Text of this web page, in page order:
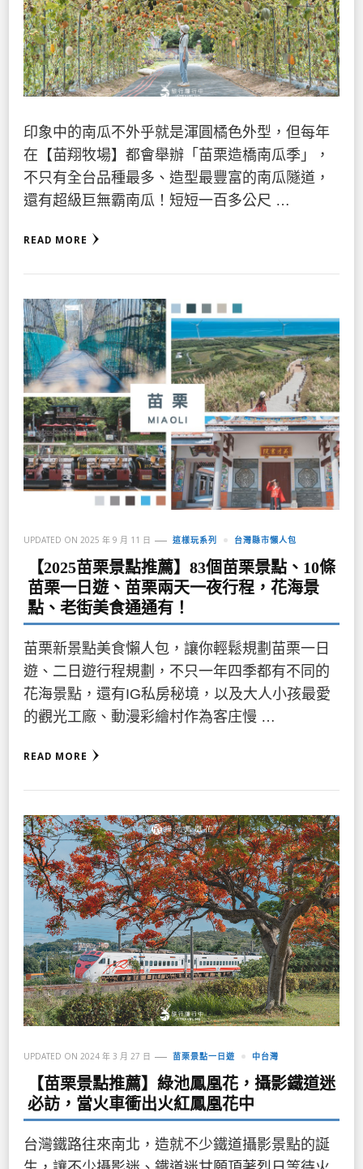
印象中的南瓜不外乎就是渾圓橘色外型，但每年
在【苗翔牧場】都會舉辦「苗栗造橋南瓜季」，
不只有全台品種最多、造型最豐富的南瓜隧道，
還有超級巨無霸南瓜！短短一百多公尺 …
READ MORE
UPDATED ON 2025 年 9 月 11 日 這樣玩系列 台灣縣市懶人包
【2025苗栗景點推薦】83個苗栗景點、10條
苗栗一日遊、苗栗兩天一夜行程，花海景
點、老街美食通通有！
苗栗新景點美食懶人包，讓你輕鬆規劃苗栗一日
遊、二日遊行程規劃，不只一年四季都有不同的
花海景點，還有IG私房秘境，以及大人小孩最愛
的觀光工廠、動漫彩繪村作為客庄慢 …
READ MORE
UPDATED ON 2024 年 3 月 27 日 苗栗景點一日遊 中台灣
【苗栗景點推薦】綠池鳳凰花，攝影鐵道迷
必訪，當火車衝出火紅鳳凰花中
台灣鐵路往來南北，造就不少鐵道攝影景點的誕